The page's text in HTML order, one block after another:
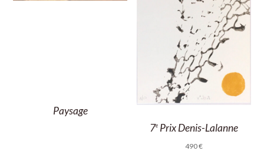
Paysage
7ePrix Denis-Lalanne
490€